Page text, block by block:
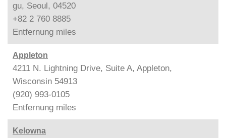
gu, Seoul, 04520
+82 2 760 8885
Entfernung miles
Appleton
4211 N. Lightning Drive, Suite A, Appleton,
Wisconsin 54913
(920) 993-0105
Entfernung miles
Kelowna